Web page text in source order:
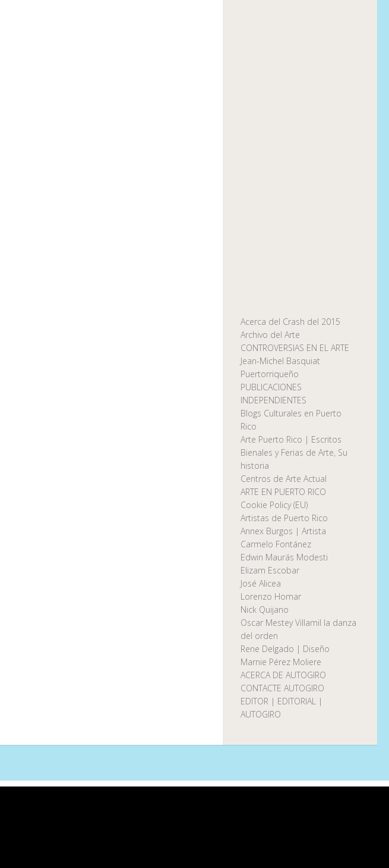
Acerca del Crash del 2015
Archivo del Arte
CONTROVERSIAS EN EL ARTE
Jean-Michel Basquiat
Puertorriqueño
PUBLICACIONES
INDEPENDIENTES
Blogs Culturales en Puerto
Rico
Arte Puerto Rico | Escritos
Bienales y Ferias de Arte, Su
historia
Centros de Arte Actual
ARTE EN PUERTO RICO
Cookie Policy (EU)
Artistas de Puerto Rico
Annex Burgos | Artista
Carmelo Fontánez
Edwin Maurás Modesti
Elizam Escobar
José Alicea
Lorenzo Homar
Nick Quijano
Oscar Mestey Villamil la danza
del orden
Rene Delgado | Diseño
Marnie Pérez Moliere
ACERCA DE AUTOGIRO
CONTACTE AUTOGIRO
EDITOR | EDITORIAL |
AUTOGIRO